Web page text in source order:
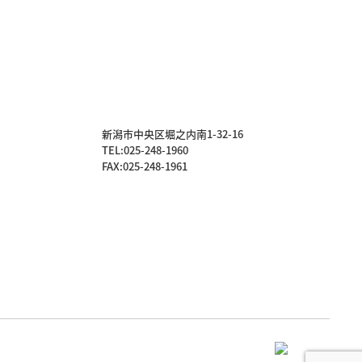
新潟市中央区堀之内南1-32-16
TEL:025-248-1960
FAX:025-248-1961